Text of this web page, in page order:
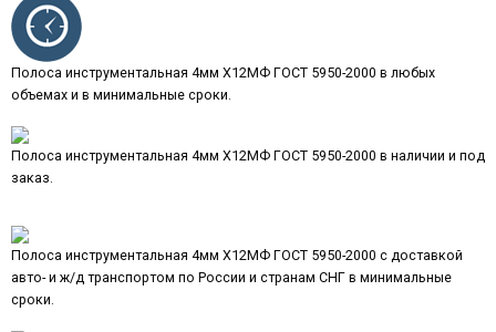
Полоса инструментальная 4мм Х12МФ ГОСТ 5950-2000 в любых
объемах и в минимальные сроки.
Полоса инструментальная 4мм Х12МФ ГОСТ 5950-2000 в наличии и под
заказ.
Полоса инструментальная 4мм Х12МФ ГОСТ 5950-2000 с доставкой
авто- и ж/д транспортом по России и странам СНГ в минимальные
сроки.